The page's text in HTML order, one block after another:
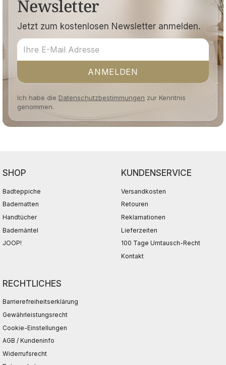
Newsletter
Jetzt zum kostenlosen Newsletter anmelden.
ANMELDEN
Ich habe die Datenschutzbestimmungen zur Kenntnis
genommen.
SHOP
Badteppiche
Badematten
Handtücher
Bademäntel
JOOP!
KUNDENSERVICE
Versandkosten
Retouren
Reklamationen
Lieferzeiten
100 Tage Umtausch-Recht
Kontakt
RECHTLICHES
Barrierefreiheitserklärung
Gewährleistungsrecht
Cookie-Einstellungen
AGB / Kundeninfo
Widerrufsrecht